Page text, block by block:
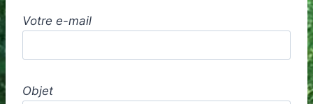
Votre e-mail
Objet